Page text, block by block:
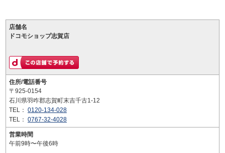
店舗名
ドコモショップ志賀店
住所/電話番号
〒925-0154
石川県羽咋郡志賀町末吉千古1-12
TEL： 0120-134-028
TEL： 0767-32-4028
営業時間
午前9時〜午後6時